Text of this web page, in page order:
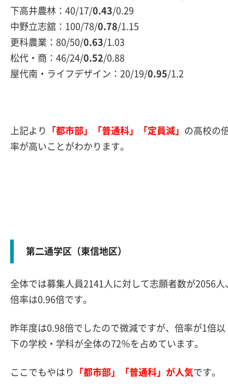
下高井農林：40/17/0.43/0.29
中野立志舘：100/78/0.78/1.15
更科農業：80/50/0.63/1.03
松代・商：46/24/0.52 /0.88
屋代南・ライフデザイン：20/19/0.95/1.2
上記より 「都市部」「普通科」「定員減」 の高校の
率が高いことがわかります。
第二通学区（東信地区）
全体では募集人員2141人に対して志願者数が2056人
倍率は0.96倍です。
昨年度は0.98倍でしたので微減ですが、倍率が1倍以
下の学校・学科が全体の72％を占めています。
ここでもやはり 「 都市部」「普通科」が人気です。